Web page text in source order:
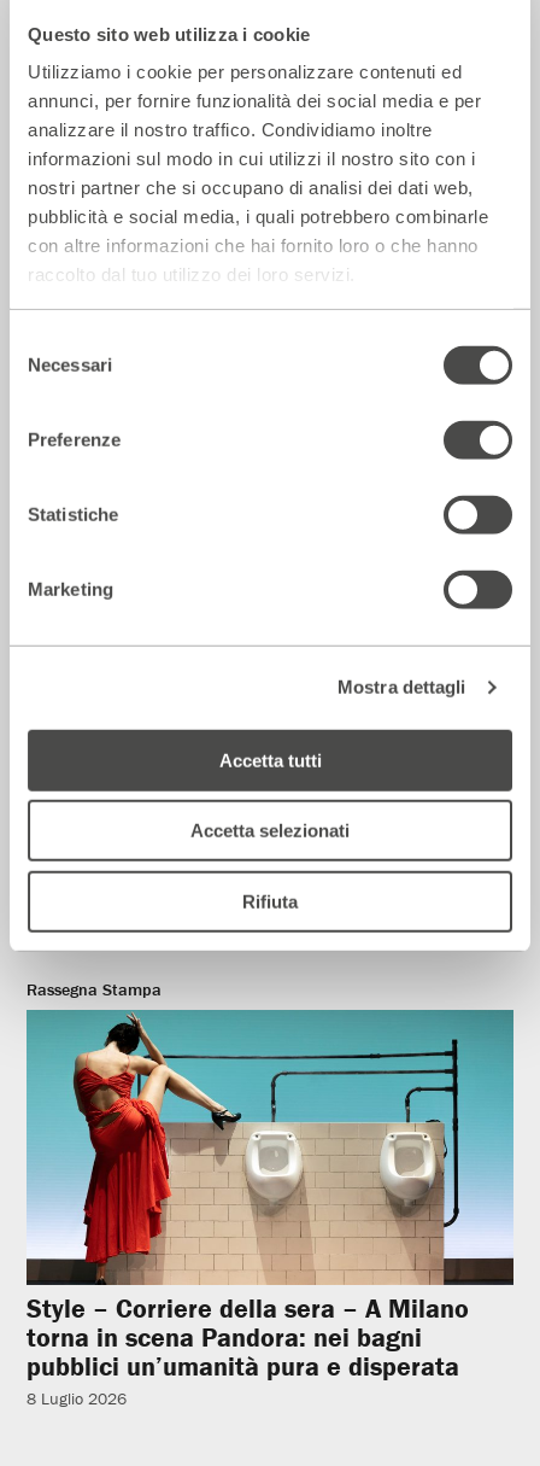
Questo sito web utilizza i cookie
Utilizziamo i cookie per personalizzare contenuti ed
annunci, per fornire funzionalità dei social media e per
analizzare il nostro traffico. Condividiamo inoltre
informazioni sul modo in cui utilizzi il nostro sito con i
nostri partner che si occupano di analisi dei dati web,
pubblicità e social media, i quali potrebbero combinarle
con altre informazioni che hai fornito loro o che hanno
raccolto dal tuo utilizzo dei loro servizi.
delNecessari
Preferenze
Statistiche
Marketing
Mostra dettagli
Accetta tutti
Accetta selezionati
Rifiuta
Rassegna Stampa
La Repubblica – In scena gli eroi di
14 Luglio 2026
Rassegna Stampa
Corriere della sera – Io, tra Ferragni e
Frassica
Rassegna Stampa
Style – Corriere della sera – A Milano
torna in scena Pandora: nei bagni
pubblici un’umanità pura e disperata
8 Luglio 2026